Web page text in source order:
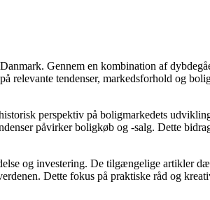
Gennem en kombination af
tendenser, markedsforhold og
perspektiv på boligmarkedets
påvirker boligkøb og -salg. Dette
og investering. De tilgængelige artikler
Dette fokus på praktiske råd og